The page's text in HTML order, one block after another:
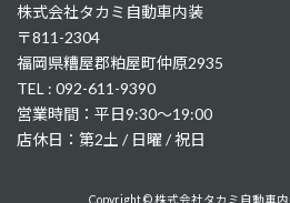
株式会社タカミ自動車内装
〒811-2304
福岡県糟屋郡粕屋町仲原2935
TEL : 092-611-9390
営業時間：平日9:30～19:00
店休日：第2土 / 日曜 / 祝日
Copyright © 株式会社タカミ自動車内